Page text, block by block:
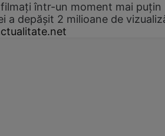
filmați într-un moment mai puțin
a depășit 2 milioane de